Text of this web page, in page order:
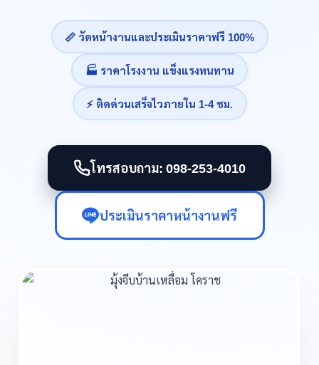
📏 วัดหน้างานและประเมินราคาฟรี 100%
🏭 ราคาโรงงาน แข็งแรงทนทาน
⚡ ติดด่วนเสร็จไวภายใน 1-4 ชม.
โทรสอบถาม: 098-253-4010
ประเมินราคาหน้างานฟรี